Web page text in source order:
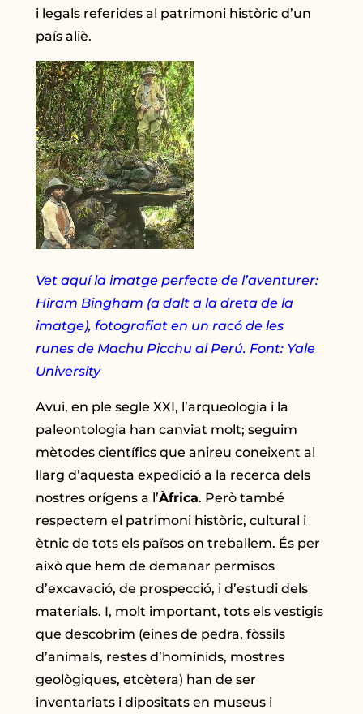
i legals referides al patrimoni històric d’un
país aliè.
Vet aquí la imatge perfecte de l’aventurer:
Hiram Bingham (a dalt a la dreta de la
imatge), fotografiat en un racó de les
runes de Machu Picchu al Perú. Font: Yale
University
Avui, en ple segle XXI, l’arqueologia i la
paleontologia han canviat molt; seguim
mètodes científics que anireu coneixent al
llarg d’aquesta expedició a la recerca dels
nostres orígens a l’Àfrica. Però també
respectem el patrimoni històric, cultural i
ètnic de tots els països on treballem. És per
això que hem de demanar permisos
d’excavació, de prospecció, i d’estudi dels
materials. I, molt important, tots els vestigis
que descobrim (eines de pedra, fòssils
d’animals, restes d’homínids, mostres
geològiques, etcètera) han de ser
inventariats i dipositats en museus i